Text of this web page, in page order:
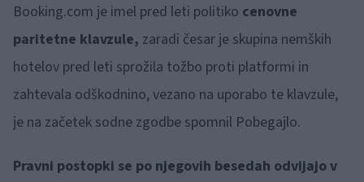
Booking.com je imel pred leti politiko cenovne
paritetne klavzule, zaradi česar je skupina nemških
hotelov pred leti sprožila tožbo proti platformi in
zahtevala odškodnino, vezano na uporabo te klavzule,
je na začetek sodne zgodbe spomnil Pobegajlo.
Pravni postopki se po njegovih besedah odvijajo v